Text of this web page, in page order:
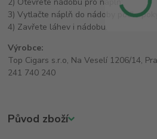
3) Vytlačte náplň do nádoby podle
4) Zavřete láhev i nádobu.
Výrobce:
Top Cigars s.r.o, Na Veselí 1206/14,
241 740 240
Původ zboží